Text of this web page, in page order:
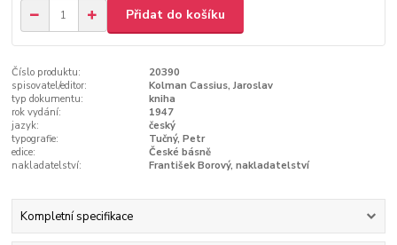
Přidat do košíku
Číslo produktu:
20390
spisovatel/editor:
Kolman Cassius, Jaroslav
typ dokumentu:
kniha
rok vydání:
1947
jazyk:
český
typografie:
Tučný, Petr
edice:
České básně
nakladatelství:
František Borový, nakladatelství
Kompletní specifikace